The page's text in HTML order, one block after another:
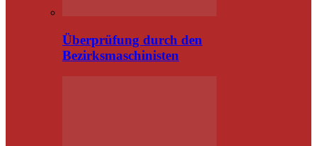
Überprüfung durch den
Bezirksmaschinisten